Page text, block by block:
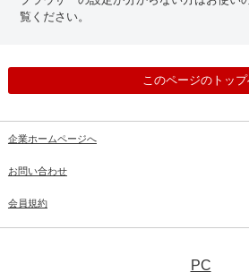
覧ください。
このページのトッ
企業ホームページへ
お問い合わせ
会員規約
PC